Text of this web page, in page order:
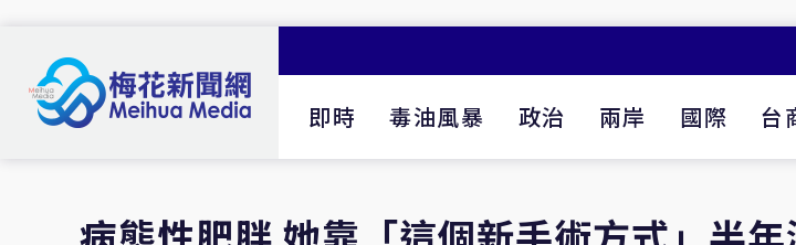
即時 毒油風暴 政治 兩岸 國際 台